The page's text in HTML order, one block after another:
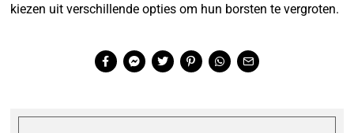
kiezen uit verschillende opties om hun borsten te vergroten.